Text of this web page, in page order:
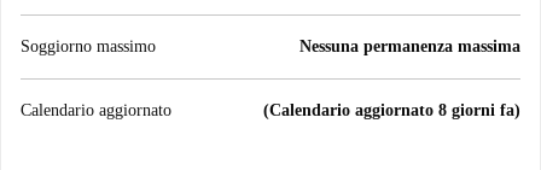
Soggiorno massimo Nessuna permanenza massima
Calendario aggiornato (Calendario aggiornato 8 giorni fa)